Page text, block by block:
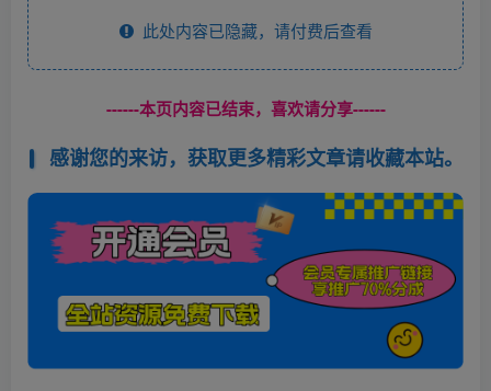
此处内容已隐藏，请付费后查看
------本页内容已结束，喜欢请分享------
感谢您的来访，获取更多精彩文章请收藏本站。